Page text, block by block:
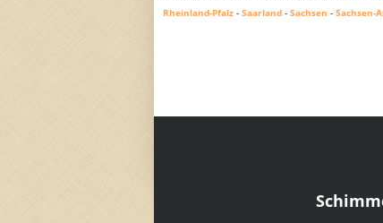
Rheinland-Pfalz - Saarland - Sachsen - Sachsen-